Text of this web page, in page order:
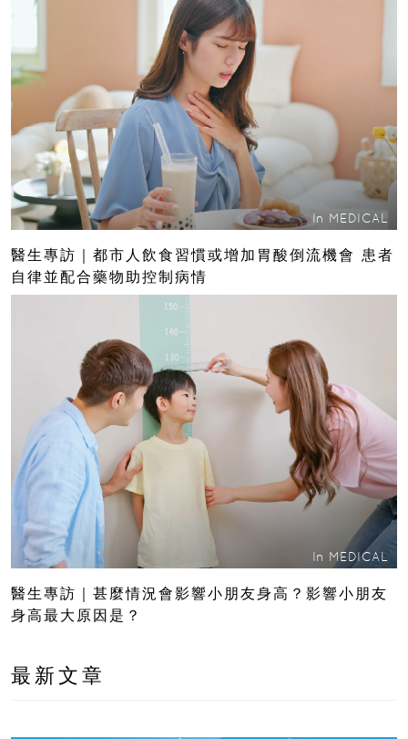
In MEDICAL
醫生專訪｜都市人飲食習慣或增加胃酸倒流機會 患者
自律並配合藥物助控制病情
In MEDICAL
醫生專訪｜甚麼情況會影響小朋友身高？影響小朋友
身高最大原因是？
最新文章